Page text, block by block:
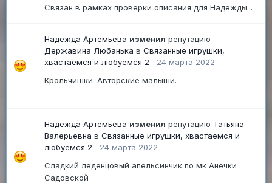
Связан в рамках проверки описания для Надежды...
Надежда Артемьева изменил репутацию
Державина Любанька в Связанные игрушки,
хвастаемся и любуемся 2
24 марта 2022
Крольчишки. Авторские малыши.
Надежда Артемьева изменил репутацию Татьяна
Валерьевна в Связанные игрушки, хвастаемся и
любуемся 2
24 марта 2022
Сладкий леденцовый апельсинчик по мк Анечки
Садовской